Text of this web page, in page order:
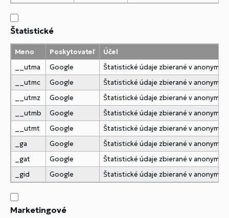
Štatistické
Meno Poskytovateľ
Účel
__utma
Google
Štatistické údaje zbierané v
__utmc
Google
Štatistické údaje zbierané v
__utmz
Google
Štatistické údaje zbierané v
__utmb
Google
Štatistické údaje zbierané v
__utmt
Google
Štatistické údaje zbierané v
_ga
Google
Štatistické údaje zbierané v
_gat
Google
Štatistické údaje zbierané v
_gid
Google Štatistické údaje zbierané v
Marketingové